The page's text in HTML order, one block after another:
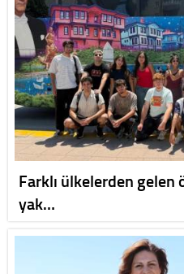
Farklı ülkelerden gelen
yak…